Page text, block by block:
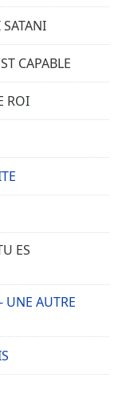
CAPABLE
ROI
ES
AUTRE